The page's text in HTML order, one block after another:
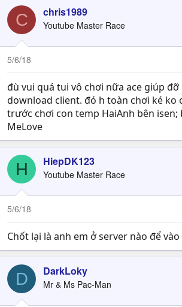
C chris1989
Youtube Master Race
5/6/18
đù vui quá tui vô chơi nữa ace giúp đỡ
download client. đó h toàn chơi ké ko
trước chơi con temp HaiAnh bên isen;
MeLove
H HiepDK123
Youtube Master Race
5/6/18
Chốt lại là anh em ở server nào để
D DarkLoky
Mr & Ms Pac-Man